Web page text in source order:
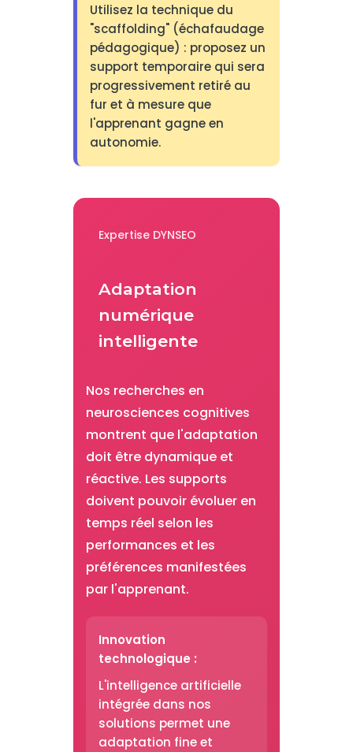
Utilisez la technique du
"scaffolding" (échafaudage
pédagogique) : proposez un
support temporaire qui sera
progressivement retiré au
fur et à mesure que
l'apprenant gagne en
autonomie.
Expertise DYNSEO
Adaptation
numérique
intelligente
Nos recherches en
neurosciences cognitives
montrent que l'adaptation
doit être dynamique et
réactive. Les supports
doivent pouvoir évoluer en
temps réel selon les
performances et les
préférences manifestées
par l'apprenant.
Innovation
technologique :
L'intelligence artificielle
intégrée dans nos
solutions permet une
adaptation fine et